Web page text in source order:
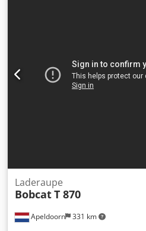
= Weitere Optionen und
Arbeitslampe(n) - Gebläse -
Schneller Wechsel - Signalfeuer
Apeldoorn 331 km
Laderaupe
BobcatT 870